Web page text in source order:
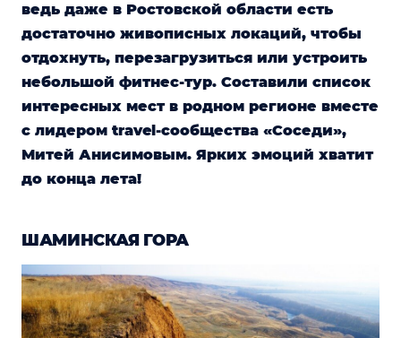
ведь даже в Ростовской области есть
достаточно живописных локаций, чтобы
отдохнуть, перезагрузиться или устроить
небольшой фитнес-тур. Составили список
интересных мест в родном регионе вместе
с лидером travel-сообщества «Соседи»,
Митей Анисимовым. Ярких эмоций хватит
до конца лета!
ШАМИНСКАЯ ГОРА